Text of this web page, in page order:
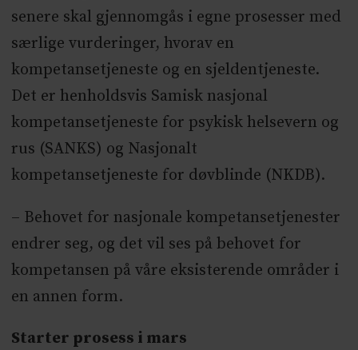
senere skal gjennomgås i egne prosesser med
særlige vurderinger, hvorav en
kompetansetjeneste og en sjeldentjeneste.
Det er henholdsvis Samisk nasjonal
kompetansetjeneste for psykisk helsevern og
rus (SANKS) og Nasjonalt
kompetansetjeneste for døvblinde (NKDB).
– Behovet for nasjonale kompetansetjenester
endrer seg, og det vil ses på behovet for
kompetansen på våre eksisterende områder i
en annen form.
Starter prosess i mars